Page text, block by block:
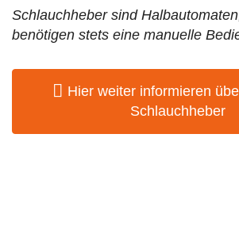
Schlauchheber sind
benötigen stets eine manuelle
Hier weiter informieren
Schlauchheber